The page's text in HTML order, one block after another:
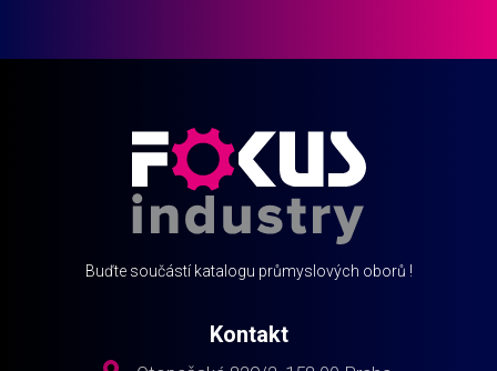
Buďte součástí katalogu průmyslových oborů !
Kontakt